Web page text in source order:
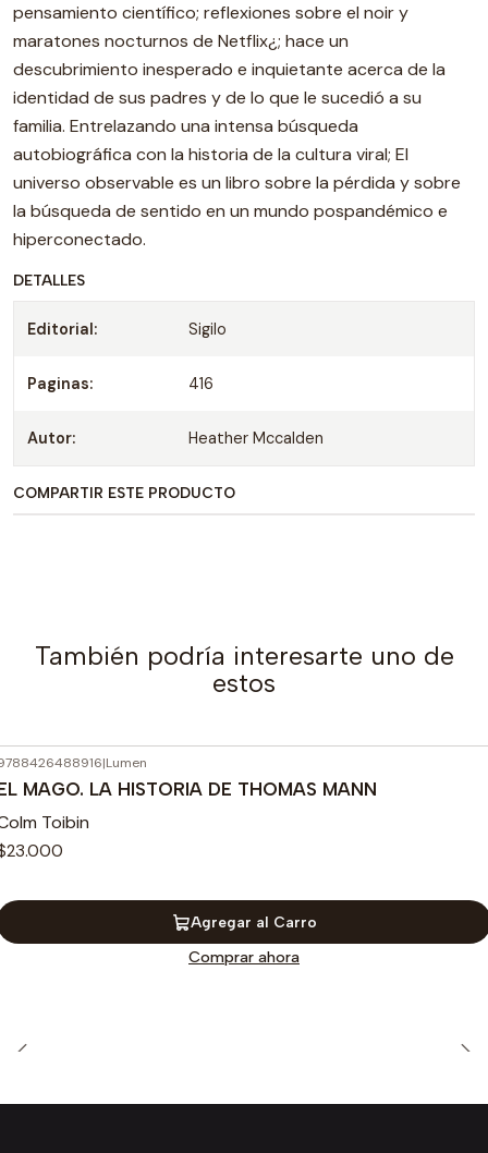
pensamiento científico; reflexiones sobre el noir y
maratones nocturnos de Netflix¿; hace un
descubrimiento inesperado e inquietante acerca de la
identidad de sus padres y de lo que le sucedió a su
familia. Entrelazando una intensa búsqueda
autobiográfica con la historia de la cultura viral; El
universo observable es un libro sobre la pérdida y sobre
la búsqueda de sentido en un mundo pospandémico e
hiperconectado.
DETALLES
Editorial: Sigilo
Paginas: 416
Autor: Heather Mccalden
COMPARTIR ESTE PRODUCTO
También podría interesarte uno de
estos
|Lumen
MAGO. LA HISTORIA DE THOMAS MANN
Toibin
Agregar al Carro
Comprar ahora